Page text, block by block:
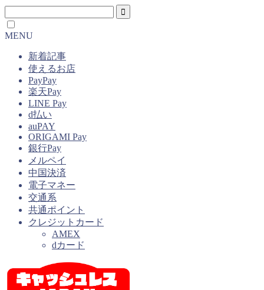
MENU
新着記事
使えるお店
PayPay
楽天Pay
LINE Pay
d払い
auPAY
ORIGAMI Pay
銀行Pay
メルペイ
中国決済
電子マネー
交通系
共通ポイント
クレジットカード
AMEX
dカード